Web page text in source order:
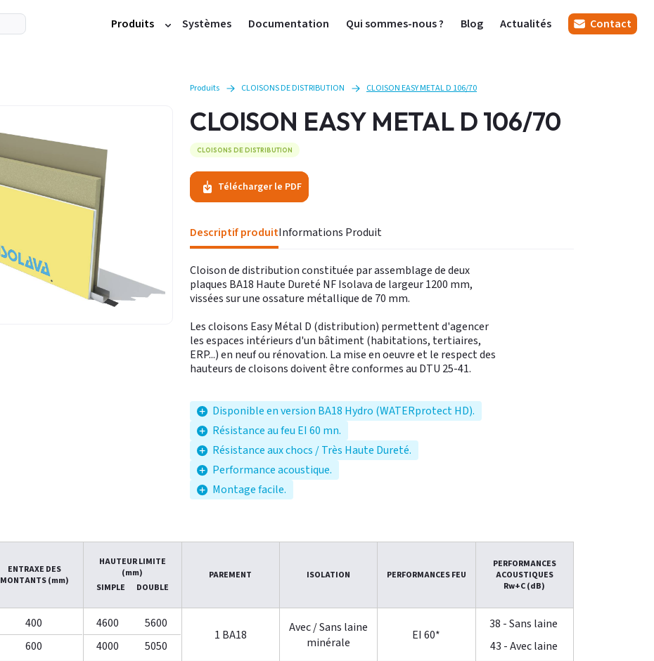
Produits
Accessoires plafonds et cloisons
Produits de finition
Plâtres
Carreaux
Accessoires carreaux
Plafonds démontables
Autres produits
Systèmes Documentation Qui sommes-nous ? Blog Actualités Contact
Produits CLOISONS DE DISTRIBUTION CLOISON EASY METAL D 106/70
CLOISON EASY METAL D 106/70
CLOISONS DE DISTRIBUTION
Télécharger le PDF
Descriptif produit Informations Produit
Cloison de distribution constituée par assemblage de deux
plaques BA18 Haute Dureté NF Isolava de largeur 1200 mm,
vissées sur une ossature métallique de 70 mm.
Les cloisons Easy Métal D (distribution) permettent d'agencer
les espaces intérieurs d'un bâtiment (habitations, tertiaires,
ERP...) en neuf ou rénovation. La mise en oeuvre et le respect des
hauteurs de cloisons doivent être conformes au DTU 25-41.
Disponible en version BA18 Hydro (WATERprotect HD).
Résistance au feu EI 60 mn.
Résistance aux chocs / Très Haute Dureté.
Performance acoustique.
Montage facile.
ENTRAXE DES
MONTANTS (mm)
HAUTEUR LIMITE
(mm)
SIMPLE
DOUBLE
PAREMENT ISOLATION PERFORMANCES FEU
PERFORMANCES
ACOUSTIQUES
Rw+C (dB)
400
600
4600
5600
4000
5050
1 BA18
Avec / Sans laine
minérale
EI 60*
38 - Sans laine
43 - Avec laine